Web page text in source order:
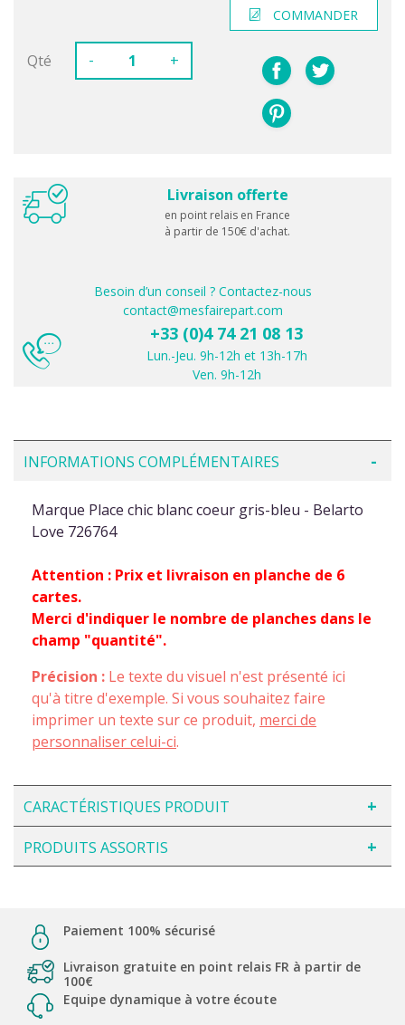
Qté - +
COMMANDER
Livraison offerte
en point relais en France
à partir de 150€ d'achat.
Besoin d’un conseil ? Contactez-nous
contact@mesfairepart.com
+33 (0)4 74 21 08 13
Lun.-Jeu. 9h-12h et 13h-17h
Ven. 9h-12h
INFORMATIONS COMPLÉMENTAIRES
Marque Place chic blanc coeur gris-bleu - Belarto
Love 726764
Attention : Prix et livraison en planche de 6
cartes.
Merci d'indiquer le nombre de planches dans le
champ "quantité".
Précision : Le texte du visuel n'est présenté ici
qu'à titre d'exemple. Si vous souhaitez faire
imprimer un texte sur ce produit, merci de
personnaliser celui-ci.
CARACTÉRISTIQUES PRODUIT
PRODUITS ASSORTIS
Paiement 100% sécurisé
Livraison gratuite en point relais FR à partir de
100€
Equipe dynamique à votre écoute